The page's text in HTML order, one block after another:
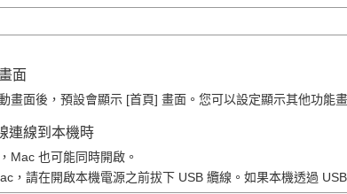
面
畫面後，預設會顯示 [首頁] 畫面。您可以設定顯示其他功能畫
連線到本機時
Mac 也可能同時開啟。
，請在開啟本機電源之前拔下 USB 纜線。如果本機透過